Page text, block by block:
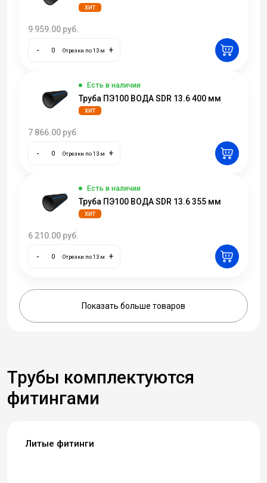
ХИТ
9 959.00 руб.
- Отрезки по 13 м +
Есть в наличии
Труба ПЭ100 ВОДА SDR 13.6 400 мм
ХИТ
7 866.00 руб.
- Отрезки по 13 м +
Есть в наличии
Труба ПЭ100 ВОДА SDR 13.6 355 мм
ХИТ
6 210.00 руб.
- Отрезки по 13 м +
Показать больше товаров
Трубы комплектуются
фитингами
Литые фитинги